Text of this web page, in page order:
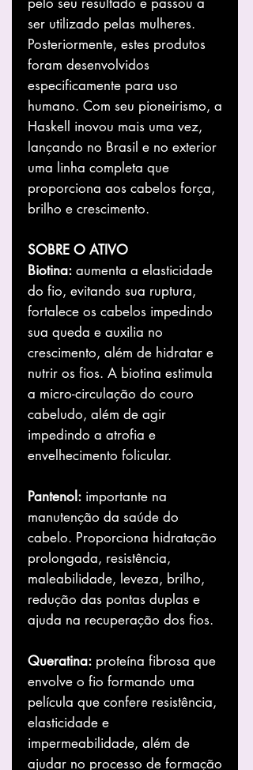
ser utilizado pelas mulheres.
Posteriormente, estes produtos
foram desenvolvidos
especificamente para uso
humano. Com seu pioneirismo, a
Haskell inovou mais uma vez,
lançando no Brasil e no exterior
uma linha completa que
proporciona aos cabelos força,
brilho e crescimento.
SOBRE O ATIVO
Biotina: aumenta a elasticidade
do fio, evitando sua ruptura,
fortalece os cabelos impedindo
sua queda e auxilia no
crescimento, além de hidratar e
nutrir os fios. A biotina estimula
a micro-circulação do couro
cabeludo, além de agir
impedindo a atrofia e
envelhecimento folicular.
Pantenol: importante na
manutenção da saúde do
cabelo. Proporciona hidratação
prolongada, resistência,
maleabilidade, leveza, brilho,
redução das pontas duplas e
ajuda na recuperação dos fios.
Queratina: proteína fibrosa que
envolve o fio formando uma
película que confere resistência,
elasticidade e
impermeabilidade, além de
ajudar no processo de formação